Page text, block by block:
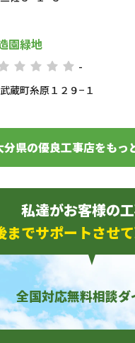
園緑地
-
蔵町糸原１２９−１
分県の優良工事店をもっ
私達がお客様の
までサポートさせ
全国対応無料相談ダ